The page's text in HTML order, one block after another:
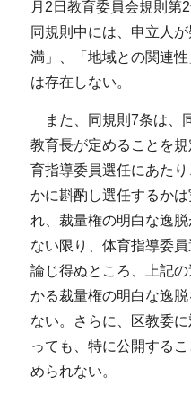
月2日教育委員会規則第
同規則中には、申立人
満」、「地域との関連
は存在しない。
また、同規則7条は、
教育長が定めることを
育指導委員選任にあた
かに斟酌し選任するか
れ、裁量権の明白な逸
ない限り、体育指導委
論じ得ぬところ、上記
かる裁量権の明白な逸
ない。さらに、区教委
っても、特に公開する
められない。